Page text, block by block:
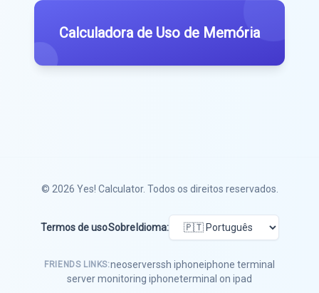
Calculadora de Uso de Memória
© 2026 Yes! Calculator. Todos os direitos reservados.
Termos de usoSobre Idioma:
FRIENDS LINKS:neoserverssh iphoneiphone terminal
server monitoring iphoneterminal on ipad